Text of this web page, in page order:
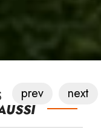
prev next